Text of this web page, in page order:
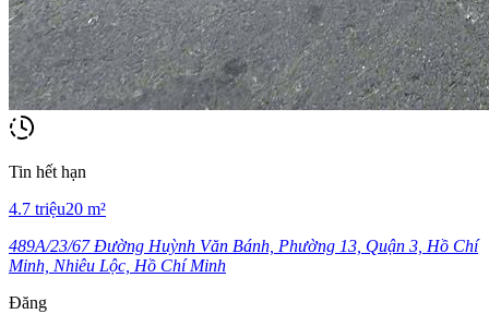
Tin hết hạn
4.7 triệu20 m²
489A/23/67 Đường Huỳnh Văn Bánh, Phường 13, Quận 3, Hồ Chí
Minh, Nhiêu Lộc, Hồ Chí Minh
Đăng